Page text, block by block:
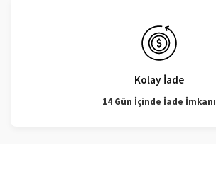
Kolay İade
14 Gün İçinde İade İmkanı